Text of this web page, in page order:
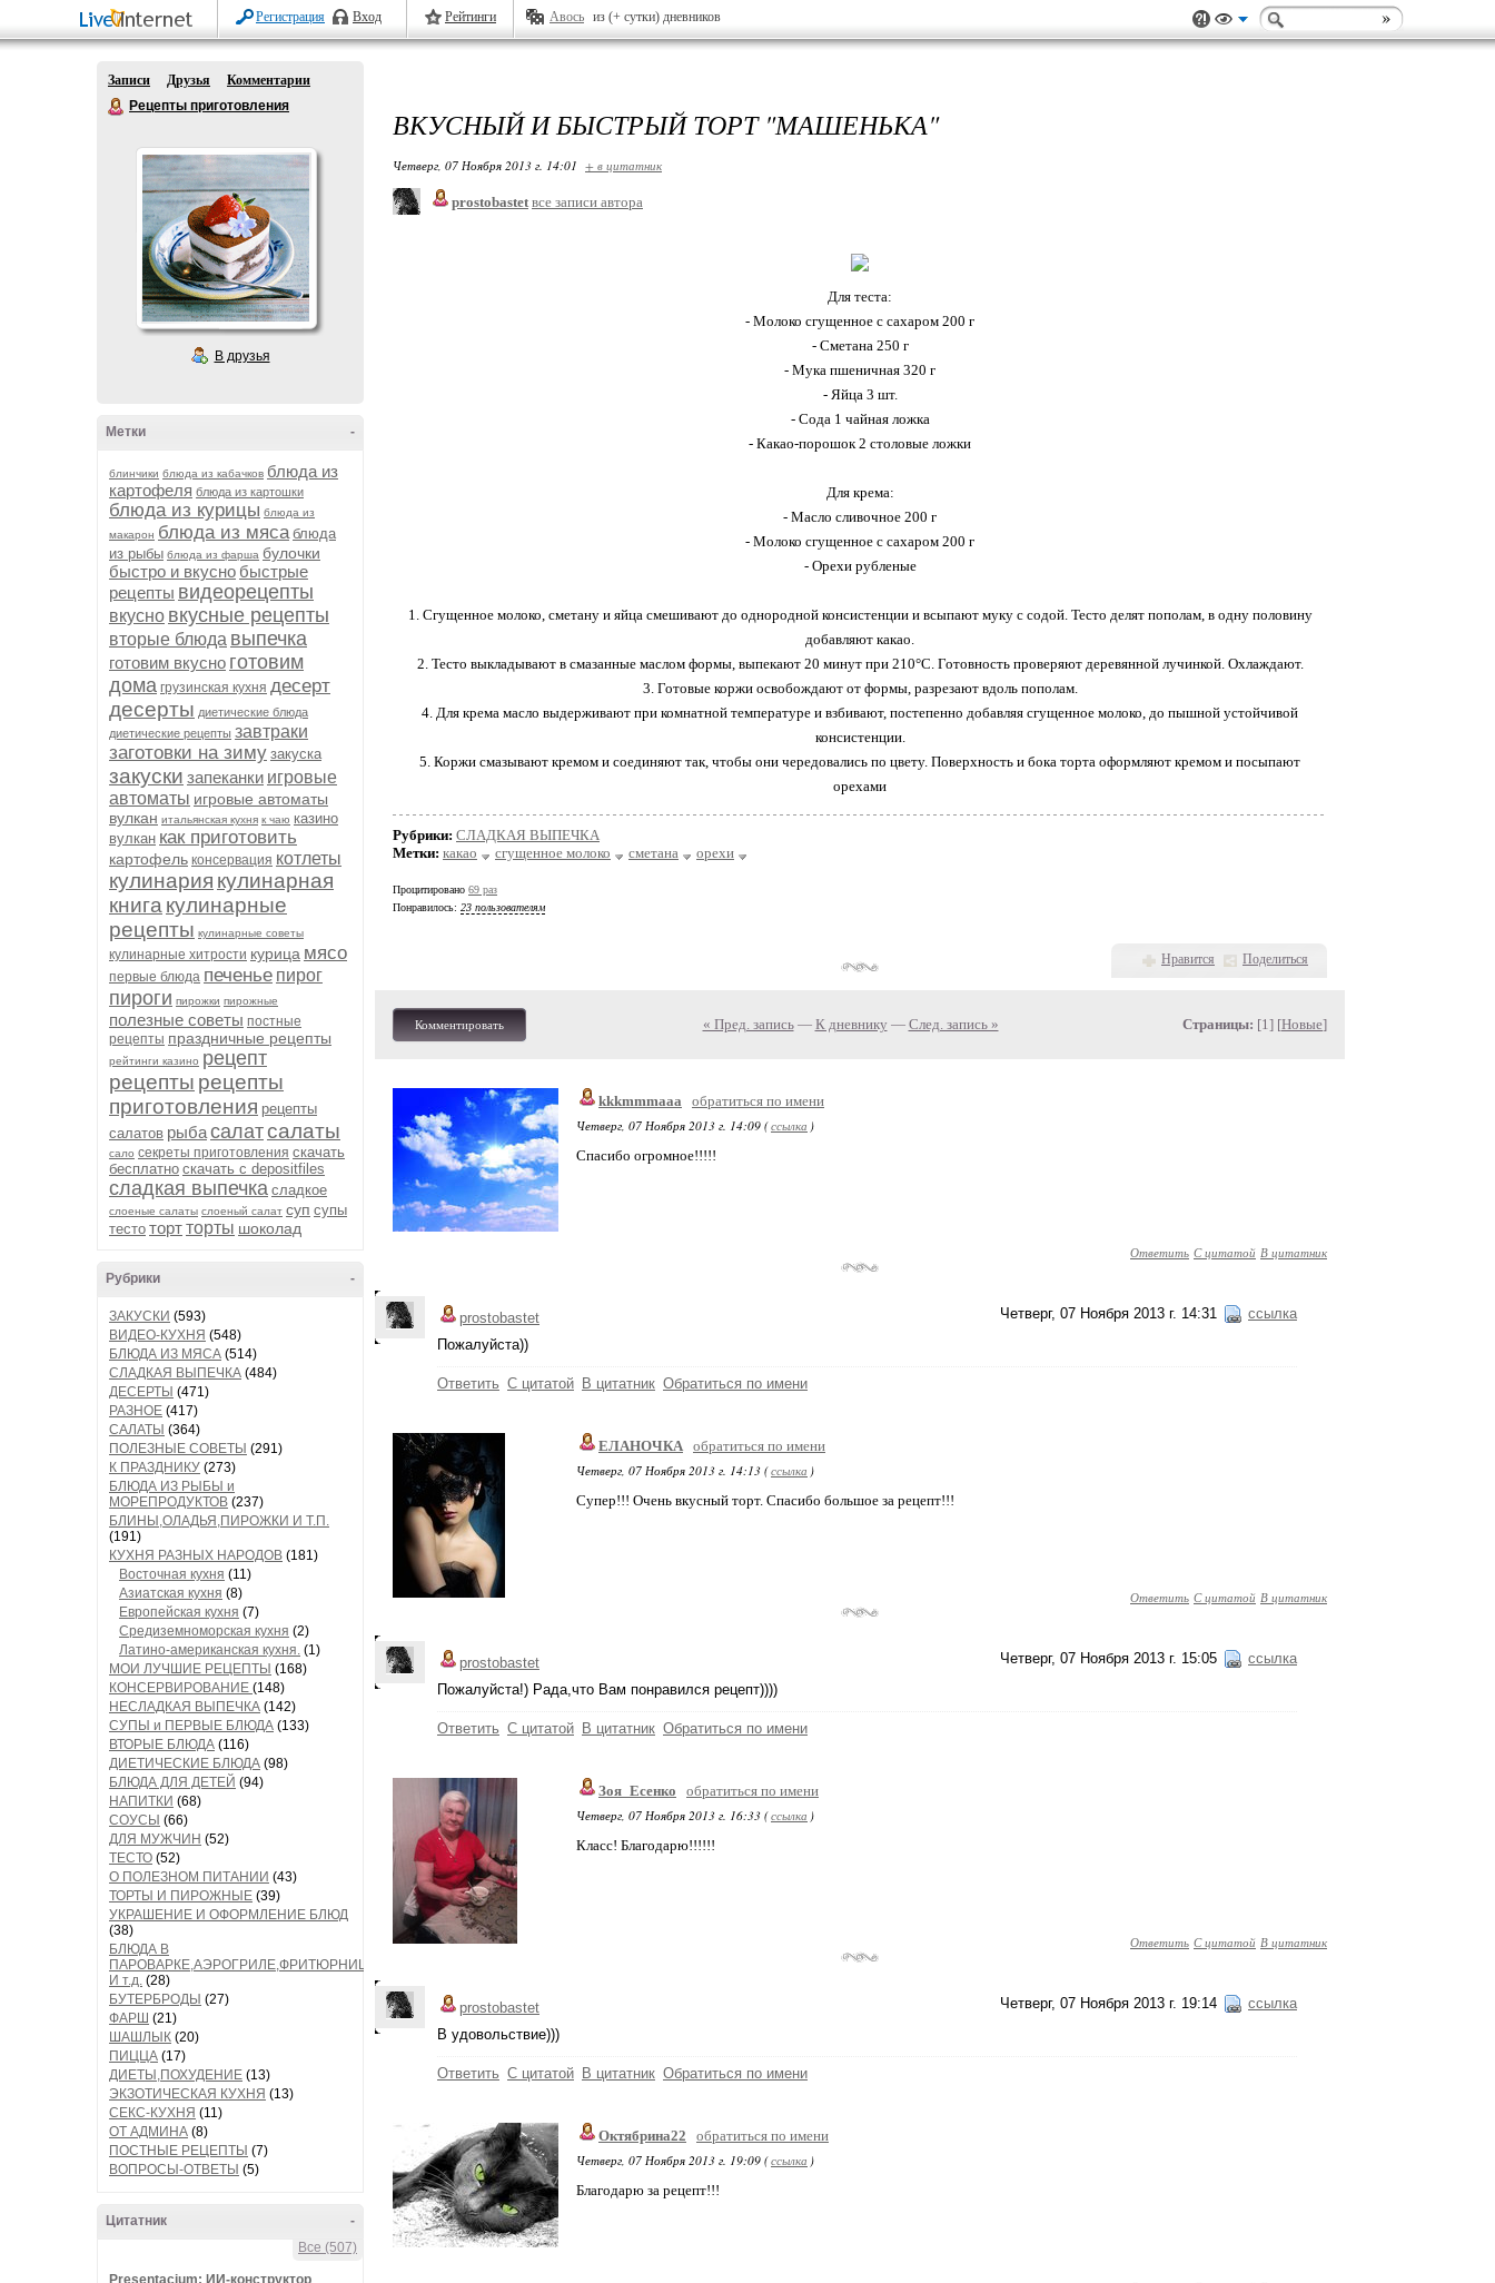
Регистрация Вход Рейтинги Авось из (+ сутки) дневников
Записи Друзья
Комментарии
Рецепты приготовления
В друзья
-
Метки
блинчики блюда из кабачков блюда из
картофеля блюда из картошки
блюда из курицы блюда из
макарон блюда из мяса блюда
из рыбы блюда из фарша булочки
быстро и вкусно быстрые
рецепты видеорецепты
вкусно вкусные рецепты
вторые блюда выпечка
готовим вкусно готовим
дома грузинская кухня десерт
десерты диетические блюда
диетические рецепты завтраки
заготовки на зиму закуска
закуски запеканки игровые
автоматы игровые автоматы
вулкан итальянская кухня к чаю казино
вулкан как приготовить
картофель консервация котлеты
кулинария кулинарная
книга кулинарные
рецепты кулинарные советы
кулинарные хитрости курица мясо
первые блюда печенье пирог
пироги пирожки пирожные
полезные советы постные
рецепты праздничные рецепты
рейтинги казино рецепт
рецепты рецепты
приготовления рецепты
салатов рыбасалатсалаты
сало секреты приготовления скачать
бесплатно скачать с depositfiles
сладкая выпечка сладкое
слоеные салаты слоеный салат суп супы
тесто тортторты шоколад
-
Рубрики
ЗАКУСКИ (593)
ВИДЕО-КУХНЯ (548)
БЛЮДА ИЗ МЯСА (514)
СЛАДКАЯ ВЫПЕЧКА (484)
ДЕСЕРТЫ (471)
РАЗНОЕ (417)
САЛАТЫ (364)
ПОЛЕЗНЫЕ СОВЕТЫ (291)
К ПРАЗДНИКУ (273)
БЛЮДА ИЗ РЫБЫ и
МОРЕПРОДУКТОВ (237)
БЛИНЫ,ОЛАДЬЯ,ПИРОЖКИ И Т.П.
(191)
КУХНЯ РАЗНЫХ НАРОДОВ (181)
Восточная кухня (11)
Азиатская кухня (8)
Европейская кухня (7)
Средиземноморская кухня (2)
Латино-американская кухня. (1)
МОИ ЛУЧШИЕ РЕЦЕПТЫ (168)
КОНСЕРВИРОВАНИЕ (148)
НЕСЛАДКАЯ ВЫПЕЧКА (142)
СУПЫ и ПЕРВЫЕ БЛЮДА (133)
ВТОРЫЕ БЛЮДА (116)
ДИЕТИЧЕСКИЕ БЛЮДА (98)
БЛЮДА ДЛЯ ДЕТЕЙ (94)
НАПИТКИ (68)
СОУСЫ (66)
ДЛЯ МУЖЧИН (52)
ТЕСТО (52)
О ПОЛЕЗНОМ ПИТАНИИ (43)
ТОРТЫ И ПИРОЖНЫЕ (39)
УКРАШЕНИЕ И ОФОРМЛЕНИЕ БЛЮД
(38)
БЛЮДА В
ПАРОВАРКЕ,АЭРОГРИЛЕ,ФРИТЮРНИЦЕ
И т.д. (28)
БУТЕРБРОДЫ (27)
ФАРШ (21)
ШАШЛЫК (20)
ПИЦЦА (17)
ДИЕТЫ,ПОХУДЕНИЕ (13)
ЭКЗОТИЧЕСКАЯ КУХНЯ (13)
СЕКС-КУХНЯ (11)
ОТ АДМИНА (8)
ПОСТНЫЕ РЕЦЕПТЫ (7)
ВОПРОСЫ-ОТВЕТЫ (5)
-
Цитатник
Все (507)
Presentacium: ИИ‑конструктор
ВКУСНЫЙ И БЫСТРЫЙ ТОРТ "МАШЕНЬКА"
Четверг, 07 Ноября 2013 г. 14:01 + в цитатник
prostobastet все записи автора
Для теста:
- Молоко сгущенное с сахаром 200 г
- Сметана 250 г
- Мука пшеничная 320 г
- Яйца 3 шт.
- Сода 1 чайная ложка
- Какао-порошок 2 столовые ложки
Для крема:
- Масло сливочное 200 г
- Молоко сгущенное с сахаром 200 г
- Орехи рубленые
1. Сгущенное молоко, сметану и яйца смешивают до однородной консистенции и всыпают муку с содой. Тесто делят пополам, в одну половину
добавляют какао.
2. Тесто выкладывают в смазанные маслом формы, выпекают 20 минут при 210°С. Готовность проверяют деревянной лучинкой. Охлаждают.
3. Готовые коржи освобождают от формы, разрезают вдоль пополам.
4. Для крема масло выдерживают при комнатной температуре и взбивают, постепенно добавляя сгущенное молоко, до пышной устойчивой
консистенции.
5. Коржи смазывают кремом и соединяют так, чтобы они чередовались по цвету. Поверхность и бока торта оформляют кремом и посыпают
орехами
Рубрики: СЛАДКАЯ ВЫПЕЧКА
Метки: какао сгущенное молоко сметана орехи
Процитировано 69 раз
Понравилось: 23 пользователям
Нравится Поделиться
Комментировать « Пред. запись— К дневнику — След. запись » Страницы: [1] [Новые]
kkkmmmaaa
обратиться по имени
Четверг, 07 Ноября 2013 г. 14:09 (ссылка )
Спасибо огромное!!!!!
Ответить С цитатой В цитатник
Четверг, 07 Ноября 2013 г. 14:31 ссылка
prostobastet
Пожалуйста))
Ответить С цитатой В цитатник Обратиться по имени
ЕЛАНОЧКА обратиться по имени
Четверг, 07 Ноября 2013 г. 14:13 (ссылка )
Супер!!! Очень вкусный торт. Спасибо большое за рецепт!!!
Ответить С цитатой В цитатник
Четверг, 07 Ноября 2013 г. 15:05 ссылка
prostobastet
Пожалуйста!) Рада,что Вам понравился рецепт))))
Ответить С цитатой В цитатник Обратиться по имени
Зоя_Есенко
обратиться по имени
Четверг, 07 Ноября 2013 г. 16:33 (ссылка )
Класс! Благодарю!!!!!!
Ответить С цитатой В цитатник
Четверг, 07 Ноября 2013 г. 19:14 ссылка
prostobastet
В удовольствие)))
Ответить С цитатой В цитатник Обратиться по имени
Октябрина22
обратиться по имени
Четверг, 07 Ноября 2013 г. 19:09 (ссылка )
Благодарю за рецепт!!!